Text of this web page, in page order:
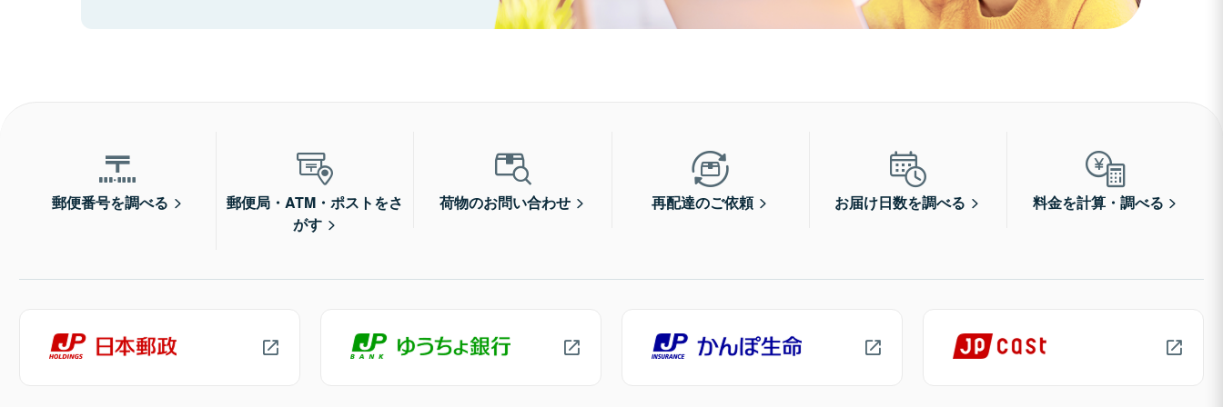
郵便番号を調べる
郵便局・ATM・ポストをさ
がす
荷物のお問い合わせ 再配達のご依頼 お届け日数を調べる 料金を計算・調べる